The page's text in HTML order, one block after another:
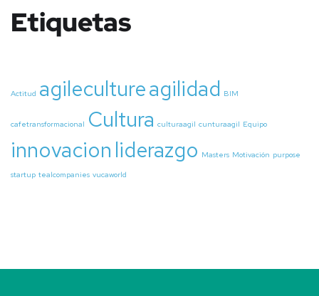
Etiquetas
Actitud agilecultureagilidad BIM
cafetransformacional Cultura culturaagil cunturaagil Equipo
innovacion liderazgo Masters Motivación purpose
startup tealcompanies vucaworld